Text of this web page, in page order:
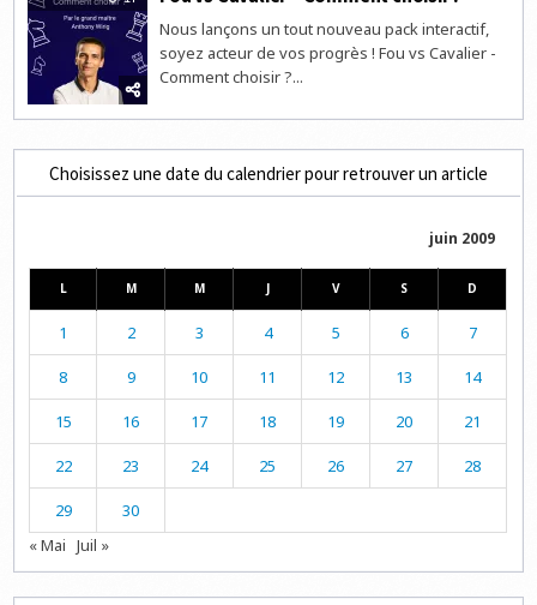
Nous lançons un tout nouveau pack interactif,
soyez acteur de vos progrès ! Fou vs Cavalier -
Comment choisir ?...
Choisissez une date du calendrier pour retrouver un article
juin 2009
L M M J V S D
1 2 3 4 5 6 7
8 9 10 11 12 13 14
15 16 17 18 19 20 21
22 23 24 25 26 27 28
29
30
« Mai Juil »